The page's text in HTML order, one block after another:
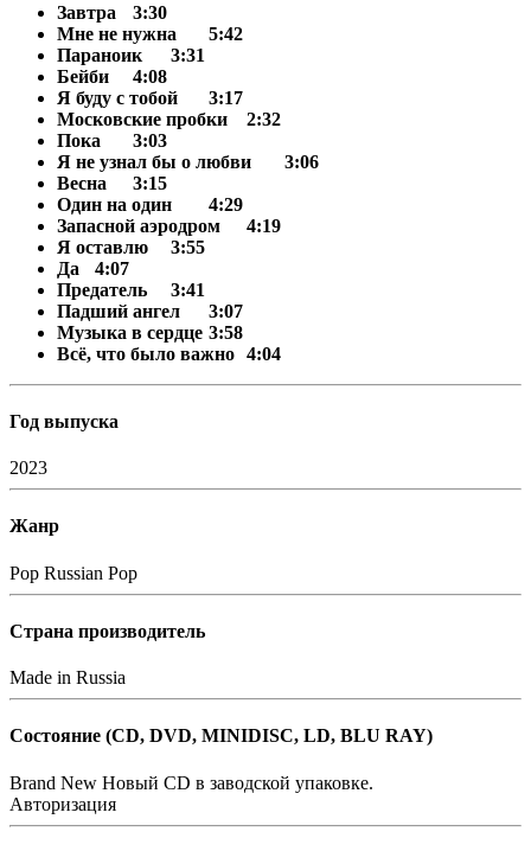
Завтра
3:30
Мне не нужна
5:42
Параноик
3:31
Бейби
4:08
Я буду с тобой
3:17
Московские пробки
2:32
Пока
3:03
Я не узнал бы о любви
3:06
Весна
3:15
Один на один
4:29
Запасной аэродром
4:19
Я оставлю
3:55
Да
4:07
Предатель
3:41
Падший ангел
3:07
Музыка в сердце 3:58
Всё, что было важно 4:04
Год выпуска
2023
Жанр
Pop Russian Pop
Страна производитель
Made in Russia
Состояние (СD, DVD, MINIDISC, LD, BLU RAY)
Brand New Новый CD в заводской упаковке.
Авторизация